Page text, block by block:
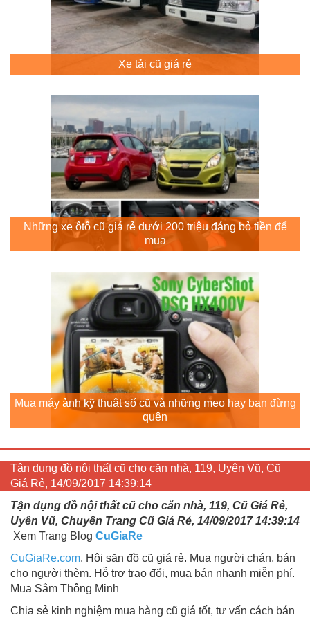
Xe tải cũ giá rẻ
Những xe ôtô cũ giá rẻ dưới 200 triệu đáng bỏ tiền để
mua
Mua máy ảnh kỹ thuật số cũ và những mẹo hay bạn đừng
quên
Tận dụng đồ nội thất cũ cho căn nhà, 119, Uyên Vũ, Cũ
Giá Rẻ, 14/09/2017 14:39:14
Tận dụng đồ nội thất cũ cho căn nhà, 119, Cũ Giá Rẻ,
Uyên Vũ, Chuyên Trang Cũ Giá Rẻ, 14/09/2017 14:39:14
Xem Trang Blog CuGiaRe
CuGiaRe.com. Hội săn đồ cũ giá rẻ. Mua người chán, bán
cho người thèm. Hỗ trợ trao đổi, mua bán nhanh miễn phí.
Mua Sắm Thông Minh
Chia sẻ kinh nghiệm mua hàng cũ giá tốt, tư vấn cách bán